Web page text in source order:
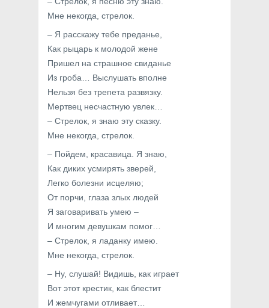
Мне некогда, стрелок.
– Я расскажу тебе преданье,
Как рыцарь к молодой жене
Пришел на страшное свиданье
Из гроба… Выслушать вполне
Нельзя без трепета развязку.
Мертвец несчастную увлек…
– Стрелок, я знаю эту сказку.
Мне некогда, стрелок.
– Пойдем, красавица. Я знаю,
Как диких усмирять зверей,
Легко болезни исцеляю;
От порчи, глаза злых людей
Я заговаривать умею –
И многим девушкам помог…
– Стрелок, я ладанку имею.
Мне некогда, стрелок.
– Ну, слушай! Видишь, как играет
Вот этот крестик, как блестит
И жемчугами отливает…